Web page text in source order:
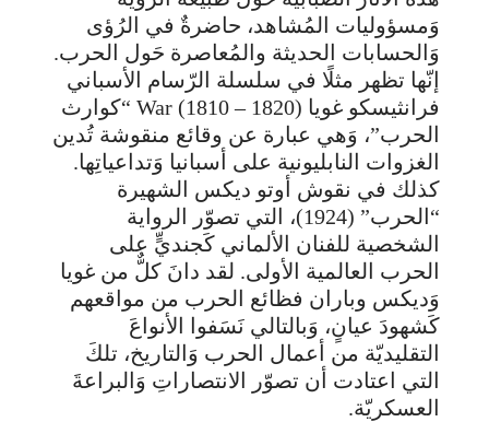
وَمسؤوليات المُشاهد، حاضرةٌ في الرُؤى
وَالحسابات الحديثة والمُعاصرة حَول الحرب.
إنّها تظهر مثلًا في سلسلة الرّسام الأسباني
فرانثيسكو غويا (War (1810 – 1820 “كوارث
الحرب”، وَهي عبارة عن وقائع منقوشة تُدين
الغزوات النابليونية على أسبانيا وَتداعياتِها.
كذلك في نقوش أوتو ديكس الشهيرة
“الحرب” (1924)، التي تصوّر الرواية
الشخصية للفنان الألماني كَجنديٍّ على
الحرب العالمية الأولى. لقد دانَ كلٌّ من غويا
وَديكس وباران فظائع الحرب من مواقعهم
كَشهودَ عيانٍ، وَبالتالي نَسَفوا الأنواعَ
التقليديّة من أعمال الحرب وَالتاريخ، تلكَ
التي اعتادت أن تصوّر الانتصاراتِ وَالبراعةَ
العسكريّة.